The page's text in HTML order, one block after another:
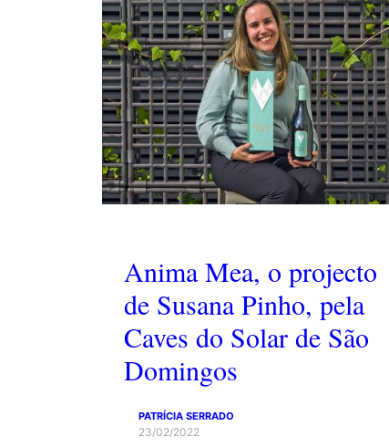
Anima Mea, o projecto
de Susana Pinho, pela
Caves do Solar de São
Domingos
PATRÍCIA SERRADO
23/02/2022